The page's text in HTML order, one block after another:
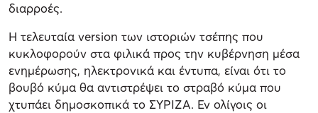
διαρροές.
Η τελευταία version των ιστοριών τσέπης που
κυκλοφορούν στα φιλικά προς την κυβέρνηση μέσα
ενημέρωσης, ηλεκτρονικά και έντυπα, είναι ότι το
βουβό κύμα θα αντιστρέψει το στραβό κύμα που
χτυπάει δημοσκοπικά το ΣΥΡΙΖΑ. Εν ολίγοις οι